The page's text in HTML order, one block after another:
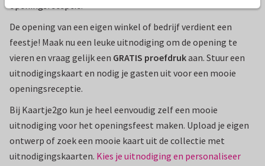
openingsreceptie.
De opening van een eigen winkel of bedrijf verdient een
feestje! Maak nu een leuke uitnodiging om de opening te
vieren en vraag gelijk een GRATIS proefdrukaan. Stuur een
uitnodigingskaart en nodig je gasten uit voor een mooie
openingsreceptie.
Bij Kaartje2go kun je heel eenvoudig zelf een mooie
uitnodiging voor het openingsfeest maken. Upload je eigen
ontwerp of zoek een mooie kaart uit de collectie met
uitnodigingskaarten. Kies je uitnodiging en personaliseer